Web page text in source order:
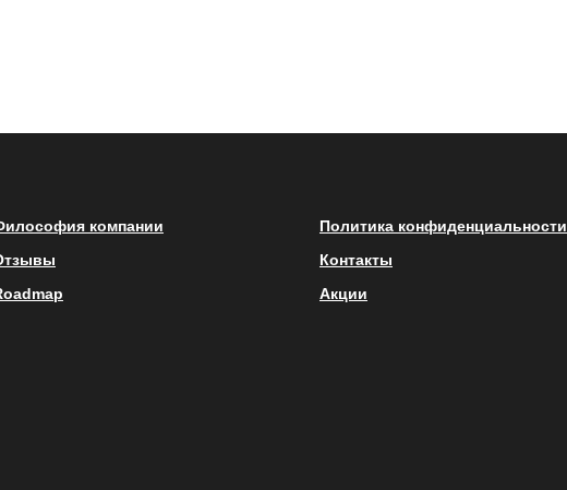
компании
Политика конфиденциальности
Контакты
Акции